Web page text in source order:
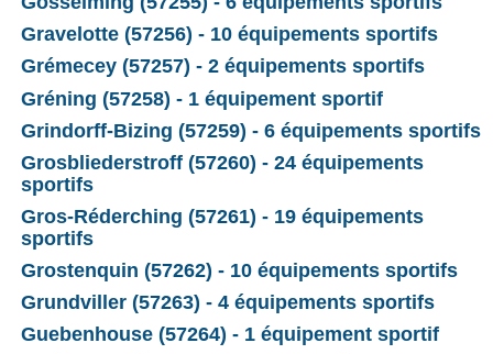
Gravelotte (57256) - 10 équipements sportifs
Grémecey (57257) - 2 équipements sportifs
Gréning (57258) - 1 équipement sportif
Grindorff-Bizing (57259) - 6 équipements sportifs
Grosbliederstroff (57260) - 24 équipements
sportifs
Gros-Réderching (57261) - 19 équipements
sportifs
Grostenquin (57262) - 10 équipements sportifs
Grundviller (57263) - 4 équipements sportifs
Guebenhouse (57264) - 1 équipement sportif